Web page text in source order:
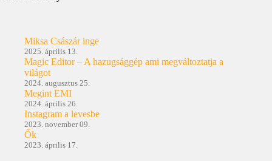
Miksa Császár inge
2025. április 13.
Magic Editor – A hazugsággép ami megváltoztatja a
világot
2024. augusztus 25.
Megint EMI
2024. április 26.
Instagram a levesbe
2023. november 09.
Ők
2023. április 17.